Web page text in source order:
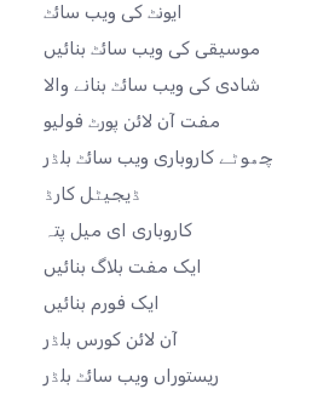
ایونٹ کی ویب سائٹ
موسیقی کی ویب سائٹ بنائیں
شادی کی ویب سائٹ بنانے والا
مفت آن لائن پورٹ فولیو
چھوٹے کاروباری ویب سائٹ بلڈر
ڈیجیٹل کارڈ
کاروباری ای میل پتہ
ایک مفت بلاگ بنائیں
ایک فورم بنائیں
آن لائن کورس بلڈر
ریستوراں ویب سائٹ بلڈر